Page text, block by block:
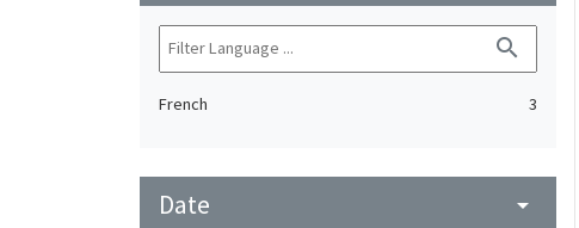
search
French 3
Date arrow_drop_down